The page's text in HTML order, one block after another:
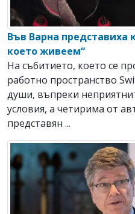
Във Варна представиха
което живеем“
На събитието, което се
работно пространство
души, въпреки
условия, а четирима от
представян ...